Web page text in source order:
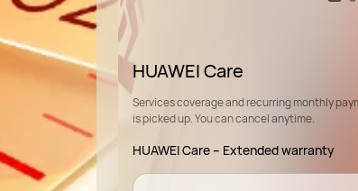
HUAWEI Care
Services coverage and recurring monthly
is picked up. You can cancel anytime.
HUAWEI Care – Extended warranty